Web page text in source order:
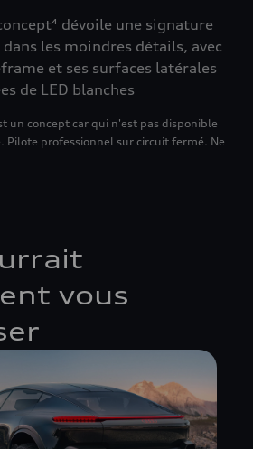
dévoile une signature
les moindres détails, avec
et ses surfaces latérales
de LED blanches
un concept car qui n'est pas disponible
Pilote professionnel sur circuit fermé. Ne
vous